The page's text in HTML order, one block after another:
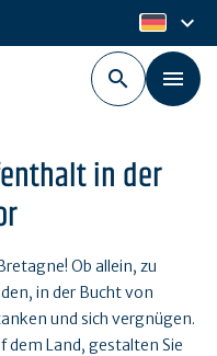
de
keyboard_arrow_down
in der
Ob allein, zu
in der Bucht von
und sich vergnügen.
dem Land, gestalten Sie